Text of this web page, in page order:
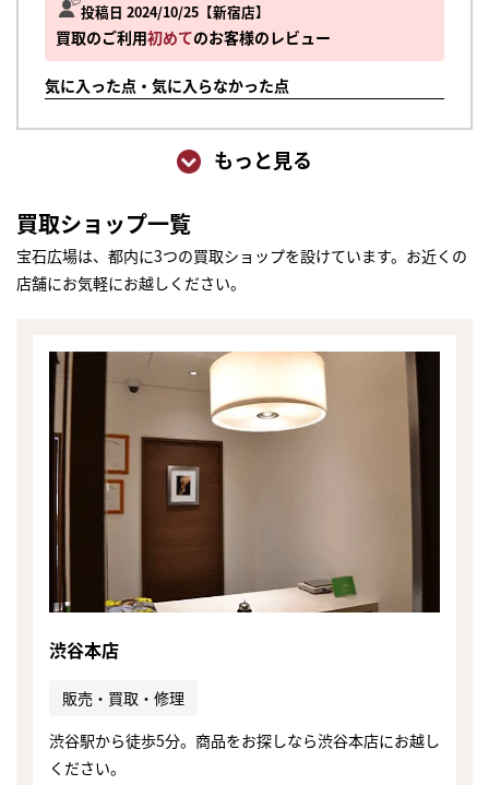
投稿日 2024/10/25 新宿店
買取のご利用初めてのお客様のレビュー
気に入った点・気に入らなかった点
もっと見る
買取ショップ一覧
宝石広場は、都内に3つの買取ショップを設けています。お近くの
店舗にお気軽にお越しください。
渋谷本店
販売・買取・修理
渋谷駅から徒歩5分。商品をお探しなら渋谷本店にお越し
ください。